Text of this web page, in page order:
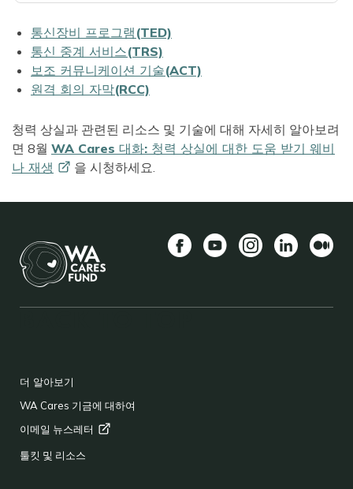
통신장비 프로그램(TED)
통신 중계 서비스(TRS)
보조 커뮤니케이션 기술(ACT)
원격 회의 자막(RCC)
청력 상실과 관련된 리소스 및 기술에 대해 자세히 알아보려
면 8월 WA Cares 대화: 청력 상실에 대한 도움 받기 웨비
나 재생 을 시청하세요.
더 알아보기
WA Cares 기금에 대하여
이메일 뉴스레터
툴킷 및 리소스
길